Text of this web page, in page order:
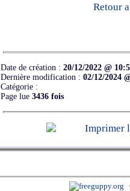
Retour
Date de création : 20/12/2022 @
Dernière modification : 02/12/2024
Catégorie :
Page lue 3436 fois